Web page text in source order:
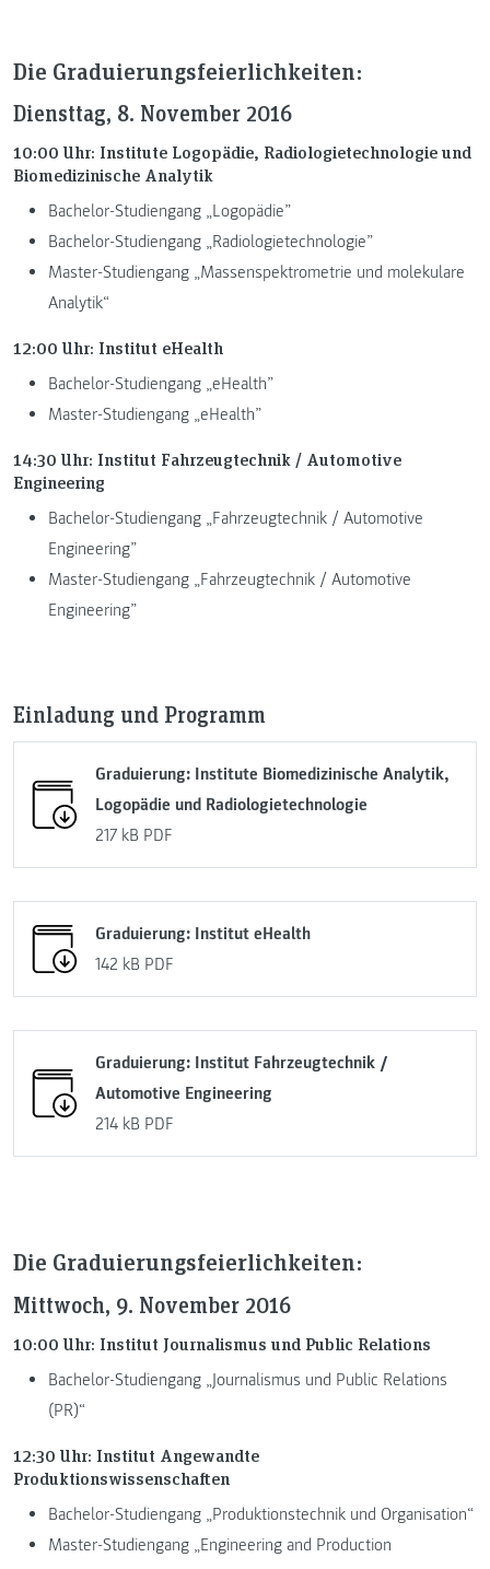
Die Graduierungsfeierlichkeiten:
Diensttag, 8. November 2016
10:00 Uhr: Institute Logopädie, Radiologietechnologie und
Biomedizinische Analytik
Bachelor-Studiengang „Logopädie”
Bachelor-Studiengang „Radiologietechnologie”
Master-Studiengang „Massenspektrometrie und molekulare
Analytik“
12:00 Uhr: Institut eHealth
Bachelor-Studiengang „eHealth”
Master-Studiengang „eHealth”
14:30 Uhr: Institut Fahrzeugtechnik / Automotive
Engineering
Bachelor-Studiengang „Fahrzeugtechnik / Automotive
Engineering”
Master-Studiengang „Fahrzeugtechnik / Automotive
Engineering”
Einladung und Programm
Graduierung: Institute Biomedizinische Analytik,
Logopädie und Radiologietechnologie
217 kB PDF
Graduierung: Institut eHealth
142 kB PDF
Graduierung: Institut Fahrzeugtechnik /
Automotive Engineering
214 kB PDF
Die Graduierungsfeierlichkeiten:
Mittwoch, 9. November 2016
10:00 Uhr: Institut Journalismus und Public Relations
Bachelor-Studiengang „Journalismus und Public Relations
(PR)“
12:30 Uhr: Institut Angewandte
Produktionswissenschaften
Bachelor-Studiengang „Produktionstechnik und Organisation“
Master-Studiengang „Engineering and Production